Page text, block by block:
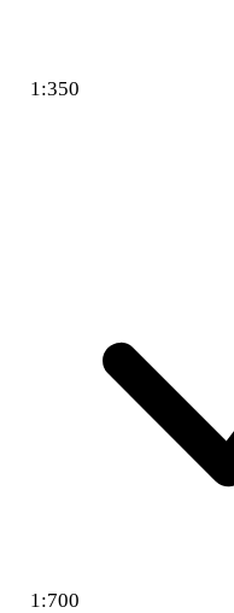
1:350
1:700